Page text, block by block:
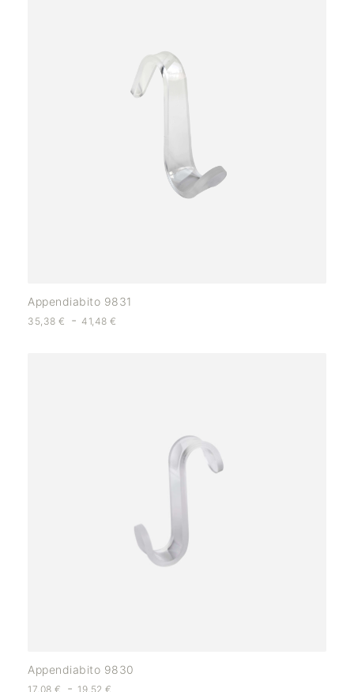
Appendiabito 9831
35,38 € - 41,48€
Appendiabito 9830
17,08 € - 19,52€